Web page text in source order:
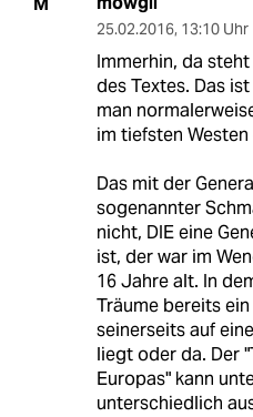
25.02.2016, 13:10 Uhr
Immerhin, da
des Textes. Das
man
im tiefsten
Das mit der
sogenannter
nicht, DIE eine
ist, der war im
16 Jahre alt. In
Träume bereits
seinerseits auf
liegt oder da. Der
Europas" kann
unterschiedlich